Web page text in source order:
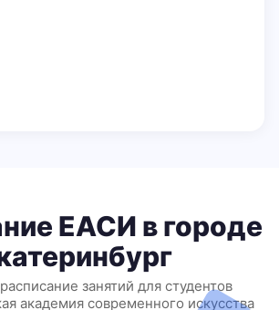
ЕАСИ в городе
занятий для студентов
академия современного искусства